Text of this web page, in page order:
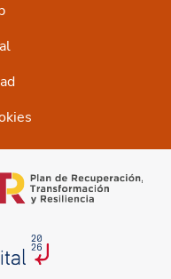
nuevase abre en una
en una pestaña nueva